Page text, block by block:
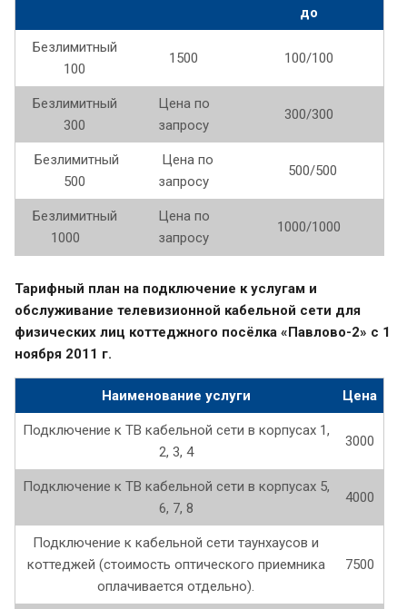
до
Безлимитный
100
1500 100/100
Безлимитный
300
Цена по
запросу
300/300
Безлимитный
500
Цена по
запросу
500/500
Безлимитный
1000
Цена по
запросу
1000/1000
Тарифный план на подключение к услугам и
обслуживание телевизионной кабельной сети для
физических лиц коттеджного посёлка «Павлово-2» с 1
ноября 2011 г.
Наименование услуги Цена
Подключение к ТВ кабельной сети в корпусах 1,
2, 3, 4
3000
Подключение к ТВ кабельной сети в корпусах 5,
6, 7, 8
4000
Подключение к кабельной сети таунхаусов и
коттеджей (стоимость оптического приемника
оплачивается отдельно).
7500